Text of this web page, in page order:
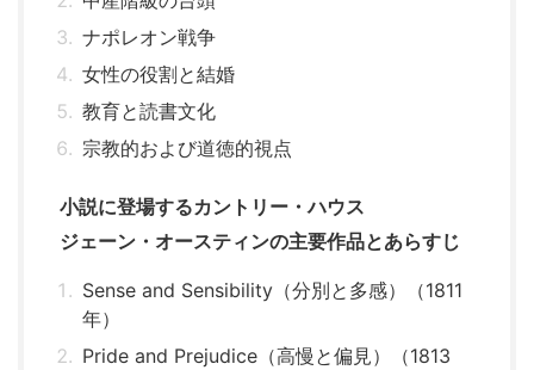
ナポレオン戦争
女性の役割と結婚
教育と読書文化
宗教的および道徳的視点
小説に登場するカントリー・ハウス
ジェーン・オースティンの主要作品とあらすじ
Sense and Sensibility（分別と多感）（1811
年）
Pride and Prejudice（高慢と偏見）（1813